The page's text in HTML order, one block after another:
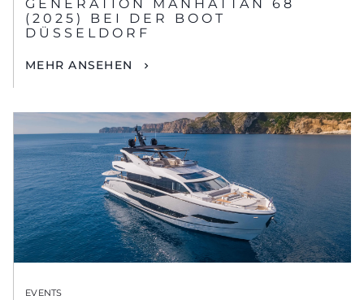
GENERATION MANHATTAN 68
(2025) BEI DER BOOT
DÜSSELDORF
MEHR ANSEHEN
EVENTS